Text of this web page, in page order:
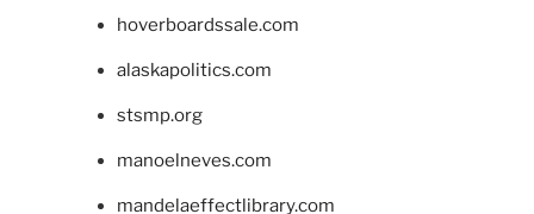
hoverboardssale.com
alaskapolitics.com
stsmp.org
manoelneves.com
mandelaeffectlibrary.com